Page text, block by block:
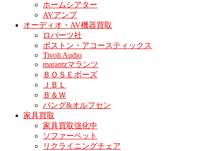
ホームシアター
AVアンプ
オーディオ・AV機器買取
ロバーツ社
ボストン・アコースティックス
Tivoli Audio
marantzマランツ
ＢＯＳＥボーズ
ＪＢＬ
Ｂ＆Ｗ
バング&オルフセン
家具買取
家具買取強化中
ソファーベット
リクライニングチェア